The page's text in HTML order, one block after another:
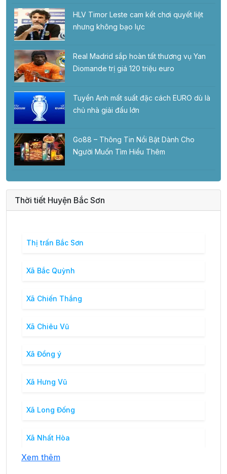
HLV Timor Leste cam kết chơi quyết liệt
nhưng không bạo lực
Real Madrid sắp hoàn tất thương vụ Yan
Diomande trị giá 120 triệu euro
Tuyển Anh mất suất đặc cách EURO dù là
chủ nhà giải đấu lớn
Go88 – Thông Tin Nổi Bật Dành Cho
Người Muốn Tìm Hiểu Thêm
Thời tiết Huyện Bắc Sơn
Thị trấn Bắc Sơn
Xã Bắc Quỳnh
Xã Chiến Thắng
Xã Chiêu Vũ
Xã Đồng ý
Xã Hưng Vũ
Xã Long Đống
Xã Nhất Hòa
Xem thêm